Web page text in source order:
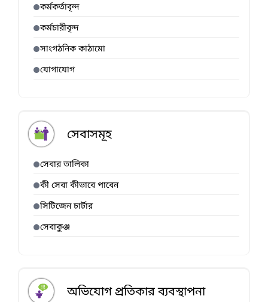
কর্মকর্তাবৃন্দ
কর্মচারীবৃন্দ
সাংগঠনিক কাঠামো
যোগাযোগ
সেবাসমূহ
সেবার তালিকা
কী সেবা কীভাবে পাবেন
সিটিজেন চার্টার
সেবাকুঞ্জ
অভিযোগ প্রতিকার ব্যবস্থাপনা